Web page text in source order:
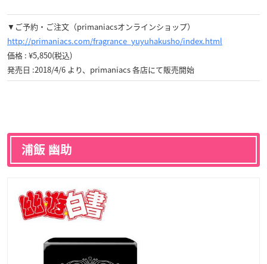
▼ご予約・ご注文（primaniacsオンラインショップ）
http://primaniacs.com/fragrance_yuyuhakusho/index.html
価格 : ¥5,850(税込)
発売日 :2018/4/6 より、primaniacs 各店にて販売開始
浦飯 幽助